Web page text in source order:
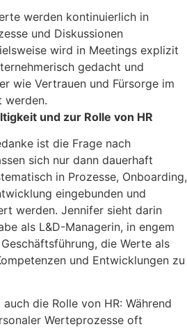
werden kontinuierlich in
und Diskussionen
wird in Meetings explizit
gedacht und
wie Vertrauen und Fürsorge im
werden.
und zur Rolle von HR
ist die Frage nach
sich nur dann dauerhaft
in Prozesse, Onboarding,
eingebunden und
werden. Jennifer sieht darin
als L&D-Managerin, in engem
die Werte als
und Entwicklungen zu
die Rolle von HR: Während
Werteprozesse oft